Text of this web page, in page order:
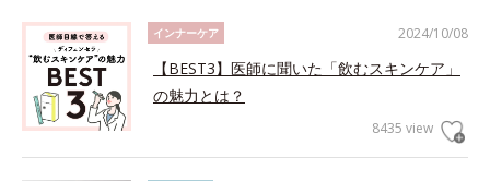
2024/10/08
インナーケア
【BEST3】医師に聞いた「飲むスキンケア」
の魅力とは？
8435 view